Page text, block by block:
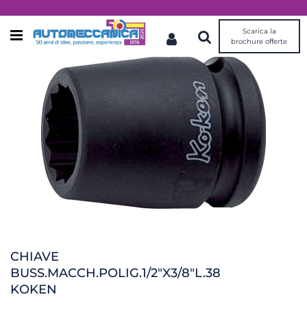
Open menu
Scarica la
brochure offerte
CHIAVE
BUSS.MACCH.POLIG.1/2"X3/8"L.38
KOKEN